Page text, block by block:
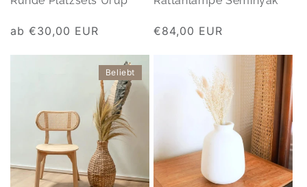
Normaler
ab €30,00 EUR
Normaler
€84,00 EUR
Beliebt